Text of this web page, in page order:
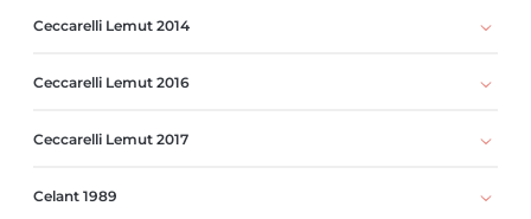
Ceccarelli Lemut 2014
Ceccarelli Lemut 2016
Ceccarelli Lemut 2017
Celant 1989